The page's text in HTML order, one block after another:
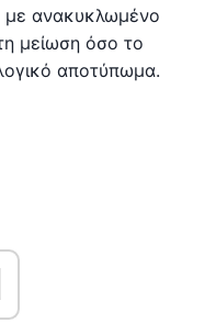
ανακυκλωμένο
μείωση όσο το
αποτύπωμα.